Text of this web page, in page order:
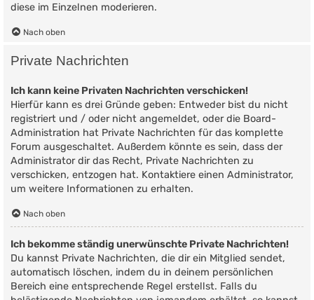
diese im Einzelnen moderieren.
Nach oben
Private Nachrichten
Ich kann keine Privaten Nachrichten verschicken!
Hierfür kann es drei Gründe geben: Entweder bist du nicht
registriert und / oder nicht angemeldet, oder die Board-
Administration hat Private Nachrichten für das komplette
Forum ausgeschaltet. Außerdem könnte es sein, dass der
Administrator dir das Recht, Private Nachrichten zu
verschicken, entzogen hat. Kontaktiere einen Administrator,
um weitere Informationen zu erhalten.
Nach oben
Ich bekomme ständig unerwünschte Private Nachrichten!
Du kannst Private Nachrichten, die dir ein Mitglied sendet,
automatisch löschen, indem du in deinem persönlichen
Bereich eine entsprechende Regel erstellst. Falls du